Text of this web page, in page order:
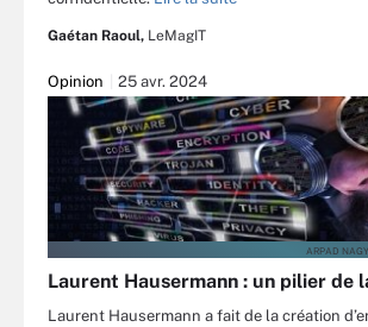
Gaétan Raoul, LeMagIT
Opinion 25 avr. 2024
ARPAD
Laurent Hausermann : un pilier de
Laurent Hausermann a fait de la création